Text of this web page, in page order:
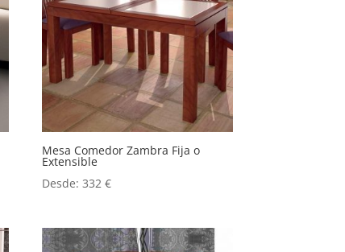
Mesa Comedor Zambra Fija o
Extensible
Desde:332€